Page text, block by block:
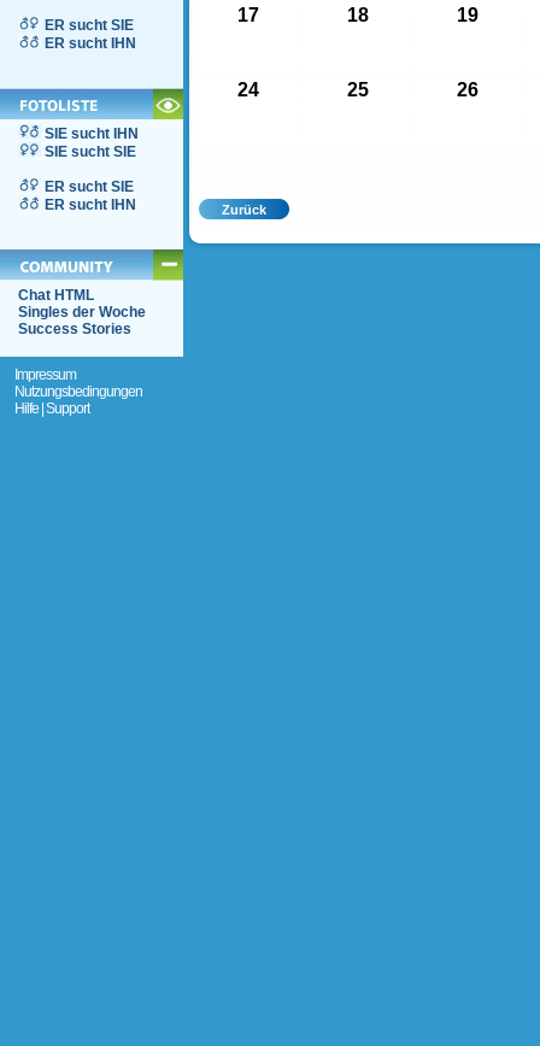
ER sucht SIE
ER sucht IHN
SIE sucht IHN
SIE sucht SIE
ER sucht SIE
ER sucht IHN
Chat HTML
Singles der Woche
Success Stories
Impressum
Nutzungsbedingungen
Hilfe | Support
17 18 19
24 25 26